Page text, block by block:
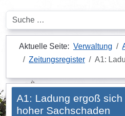
Suchen
Aktuelle Seite: Verwaltung
Zeitungsregister
A1:
A1: Ladung ergoß sich
hoher Sachschaden